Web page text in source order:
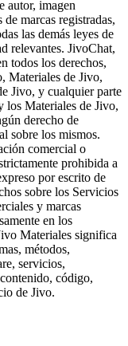
autor, imagen
marcas registradas,
las demás leyes de
relevantes. JivoChat,
todos los derechos,
Materiales de Jivo,
Jivo, y cualquier parte
los Materiales de Jivo,
derecho de
sobre los mismos.
comercial o
prohibida a
por escrito de
sobre los Servicios
y marcas
en los
Materiales significa
métodos,
servicios,
código,
de Jivo.